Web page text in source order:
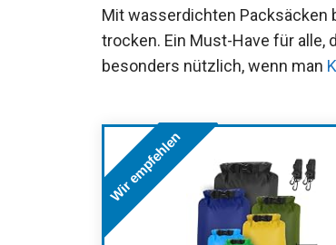
Mit wasserdichten Packsäcken
trocken. Ein Must-Have für alle,
besonders nützlich, wenn man
Wir empfehlen